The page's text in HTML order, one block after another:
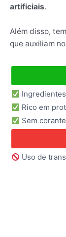
artificiais.
Além disso,
que auxiliam
Rico em
Sem
Uso de